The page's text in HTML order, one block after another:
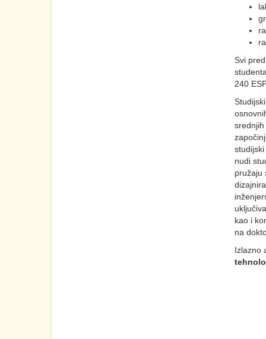
Svi
240
nudi
pružaju
kao i
na
Izlazno